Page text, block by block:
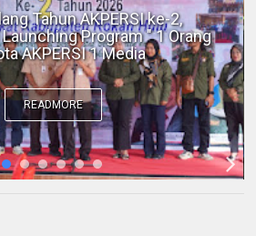
Pemkab Inhil dan
Perkuat Sinergi Tangani
Kera Liar di Tembilahan
READMORE